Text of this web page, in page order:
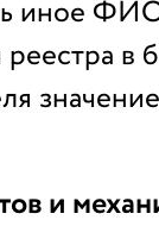
иное
в
и